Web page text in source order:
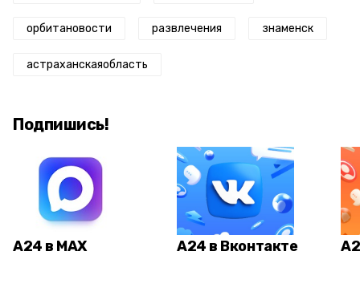
орбитановости развлечения знаменск
астраханскаяобласть
Подпишись!
А24 в MAX А24 в Вконтакте